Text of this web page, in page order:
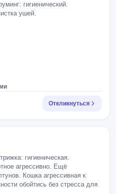
гигиенический.
ушей.
Откликнуться
гигиеническая.
агрессивно. Ещё
Кошка агрессивная к
обойтись без стресса для